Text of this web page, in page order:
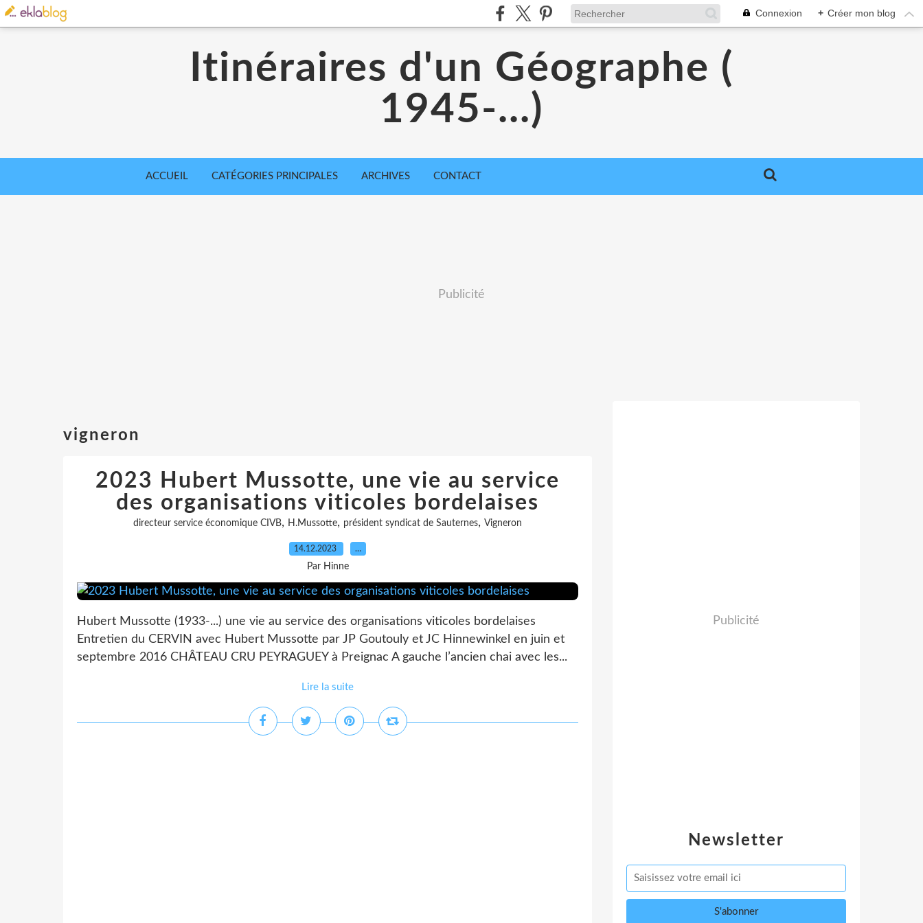
Connexion + Créer mon blog
Itinéraires d'un Géographe (
1945-...)
ACCUEIL CATÉGORIES PRINCIPALES ARCHIVES CONTACT
Publicité
vigneron
2023 Hubert Mussotte, une vie au service
des organisations viticoles bordelaises
directeur service économique CIVB, H.Mussotte, président syndicat de Sauternes, Vigneron
14.12.2023 …
Par Hinne
Hubert Mussotte (1933-...) une vie au service des organisations viticoles bordelaises
Entretien du CERVIN avec Hubert Mussotte par JP Goutouly et JC Hinnewinkel en juin et
septembre 2016 CHÂTEAU CRU PEYRAGUEY à Preignac A gauche l’ancien chai avec les...
Lire la suite
Newsletter
Publicité